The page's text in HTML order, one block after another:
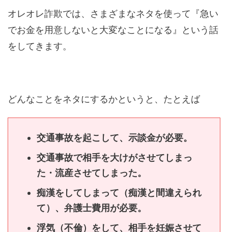
オレオレ詐欺では、さまざまなネタを使って『急い
でお金を用意しないと大変なことになる』という話
をしてきます。
どんなことをネタにするかというと、たとえば
交通事故を起こして、示談金が必要。
交通事故で相手を大けがさせてしまっ
た・流産させてしまった。
痴漢をしてしまって（痴漢と間違えられ
て）、弁護士費用が必要。
浮気（不倫）をして、相手を妊娠させて